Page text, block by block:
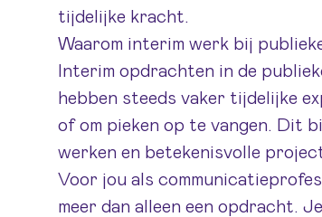
tijdelijke kracht.
Waarom interim werk bij
Interim opdrachten in de
hebben steeds vaker tijdelijke
of om pieken op te vangen. Dit
werken en betekenisvolle
Voor jou als
meer dan alleen een opdracht.